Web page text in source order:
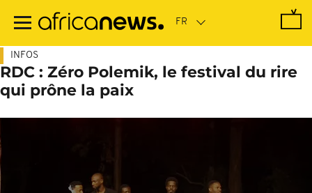
contenu
INFOS
RDC : Zéro Polemik, le festival du rire
qui prône la paix